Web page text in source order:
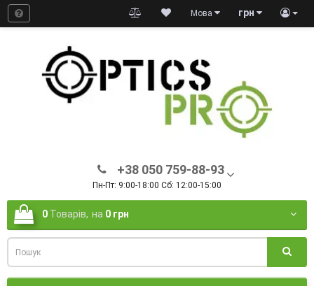
грн
Мова
+38 050 759-88-93
Пн-Пт: 9:00-18:00 Сб: 12:00-15:00
0 Товарів, на 0 грн